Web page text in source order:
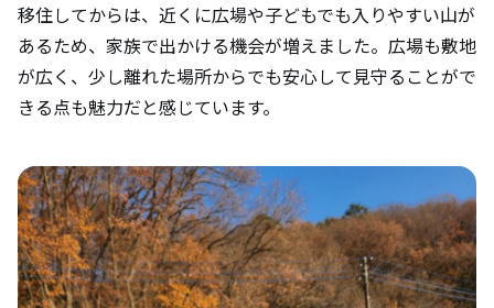
移住してからは、近くに広場や子どもでも入りやすい山が
あるため、家族で出かける機会が増えました。広場も敷地
が広く、少し離れた場所からでも安心して見守ることがで
きる点も魅力だと感じています。